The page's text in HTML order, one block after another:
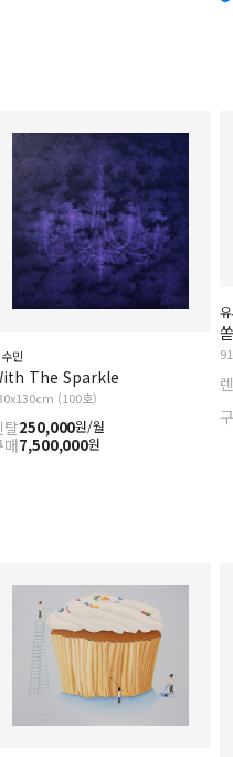
민
The Sparkle
(100호)
탈250,000원/월
매7,500,000원